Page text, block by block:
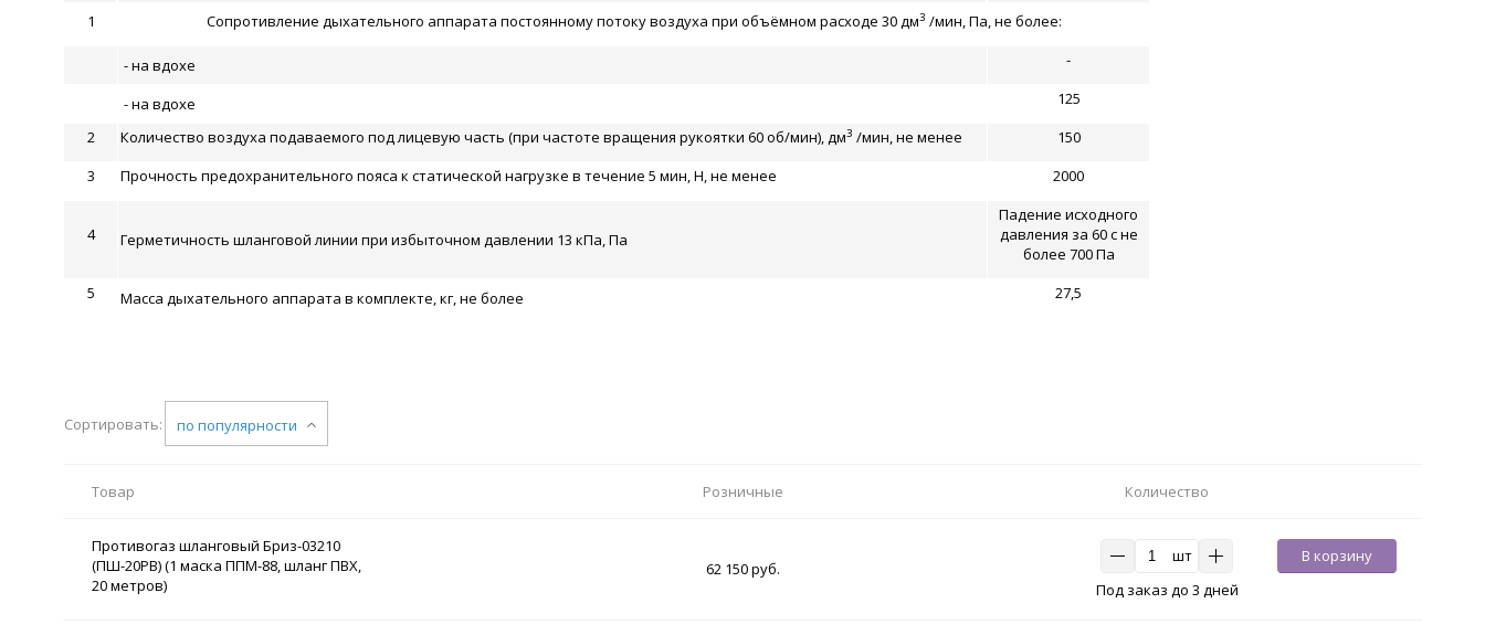
1
Сопротивление дыхательного аппарата постоянному потоку воздуха при объёмном расходе 30 дм3 /мин, Па, не более:
- на вдохе -
- на вдохе
125
2
Количество воздуха подаваемого под лицевую часть (при частоте вращения рукоятки 60 об/мин), дм3 /мин, не менее
150
3
Прочность предохранительного пояса к статической нагрузке в течение 5 мин, Н, не менее 2000
4 Герметичность шланговой линии при избыточном давлении 13 кПа, Па
Падение исходного
давления за 60 с не
более 700 Па
5
Масса дыхательного аппарата в комплекте, кг, не более 27,5
Сортировать: по популярности
Товар Розничные Количество
Противогаз шланговый Бриз-03210
(ПШ-20РВ) (1 маска ППМ-88, шланг ПВХ,
20 метров)
62 150 руб.
шт
В корзину
Под заказ до 3 дней